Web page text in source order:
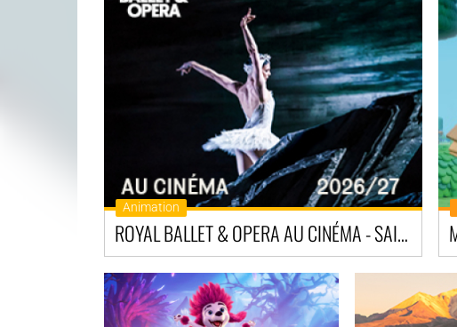
Animation
ROYAL BALLET & OPERA AU CINÉMA - SAISON 2026/2027